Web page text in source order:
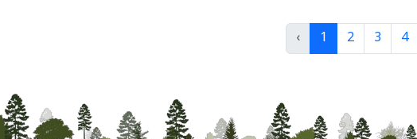
‹ 1 2 3 4